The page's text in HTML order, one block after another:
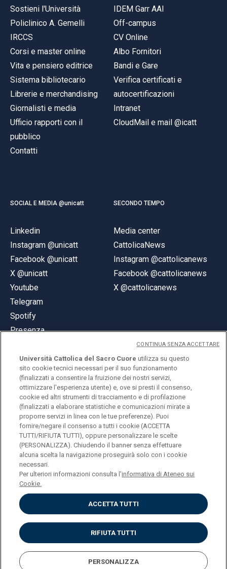
Sostieni l'Università
Policlinico A. Gemelli
IRCCS
Corsi e master online
Vita e pensiero editrice
Sistema bibliotecario
Librerie e merchandising
Giornalisti e media
Ufficio rapporti con il
pubblico
Contatti
IDEM Garr AAI
Off-campus
CV Online
Albo Fornitori
Bandi e Gare
Verifica certificati e
autocertificazioni
Intranet
CloudMail e mail @icatt
SOCIAL E MEDIA @unicatt
Linkedin
Instagram @unicatt
Facebook @unicatt
X @unicatt
Youtube
Telegram
Spotify
Presenza
SECONDO TEMPO
Media center
CattolicaNews
Instagram @cattolicanews
Facebook @cattolicanews
X @cattolicanews
© Università Cattolica del Sacro Cuore
Largo A. Gemelli 1, 20123 Milano
PI 02133120150
ENGLISH
Privacy
Accessibilità
Cookies
Impostazione Cookies
Università Cattolica del Sacro Cuore utilizza su questo
sito cookie tecnici necessari per il suo funzionamento
(finalizzati a consentire la fruizione dei nostri servizi,
ottimizzare l'esperienza utente) e, ove si presti il consenso,
cookie ed altri strumenti di tracciamento e di profilazione
(finalizzati a elaborare statistiche e comunicazioni mirate a
proporre servizi in linea con le tue preferenze). Puoi
fornire/negare il consenso a tutti i cookie (ACCETTA
TUTTI/RIFIUTA TUTTI), oppure personalizzare le scelte
(PERSONALIZZA). Chiudendo il banner senza effettuare
alcuna scelta la navigazione proseguirà solo con i cookie
necessari.
Per ulteriori informazioni consulta l'informativa di Ateneo sui
Cookie.
ACCETTA TUTTI
RIFIUTA TUTTI
PERSONALIZZA
CONTINUA SENZA ACCETTARE